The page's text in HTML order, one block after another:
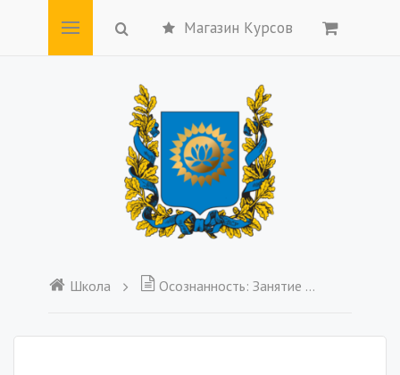
Магазин Курсов
Школа Осознанность: Занятие 2 "Логические нити проекций"